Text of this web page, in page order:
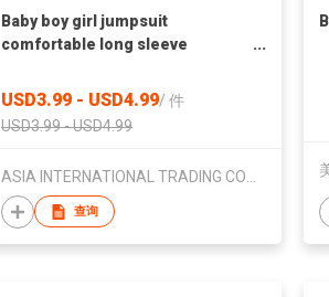
Baby boy girl jumpsuit
comfortable long sleeve
USD3.99 - USD4.99/ 件
USD3.99 - USD4.99
ASIA INTERNATIONAL TRADING COMPANY
查询